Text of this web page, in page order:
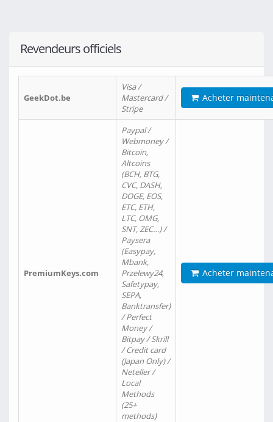
Revendeurs officiels
GeekDot.be
Visa /
Mastercard /
Stripe
Acheter
PremiumKeys.com
Paypal /
Webmoney /
Bitcoin,
Altcoins
(BCH, BTG,
CVC, DASH,
DOGE, EOS,
ETC, ETH,
LTC, OMG,
SNT, ZEC…) /
Paysera
(Easypay,
Mbank,
Przelewy24,
Safetypay,
SEPA,
Banktransfer)
/ Perfect
Money /
Bitpay / Skrill
/ Credit card
(Japan Only) /
Neteller /
Local
Methods
(25+
methods)
Acheter